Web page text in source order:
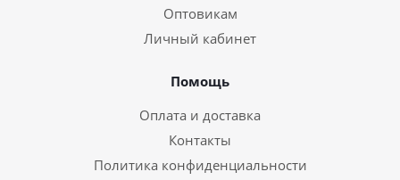
Оптовикам
Личный кабинет
Помощь
Оплата и доставка
Контакты
Политика конфиденциальности